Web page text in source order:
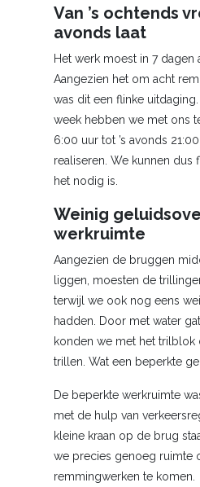
Van ’s ochtends
avonds laat
Het werk moest in 7 dagen
Aangezien het om acht
was dit een flinke
week hebben we met ons
6:00 uur tot ’s avonds
realiseren. We kunnen dus
het nodig is.
Weinig
werkruimte
Aangezien de bruggen
liggen, moesten de
terwijl we ook nog eens
hadden. Door met water
konden we met het trilblok
trillen. Wat een beperkte
De beperkte werkruimte
met de hulp van
kleine kraan op de brug
we precies genoeg ruimte
remmingwerken te komen.